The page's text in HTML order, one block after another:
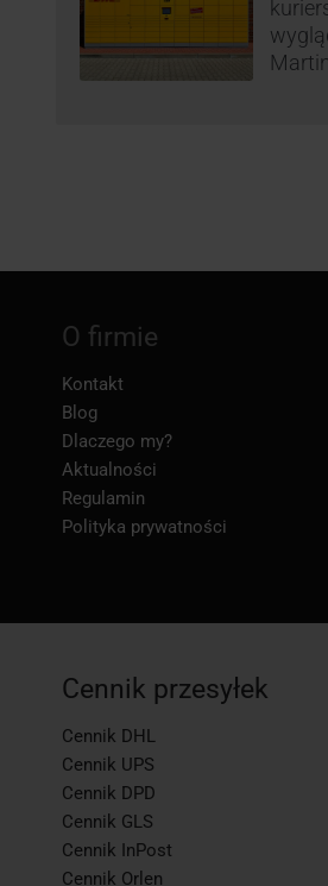
O firmie
Kontakt
Blog
Dlaczego my?
Aktualności
Regulamin
Polityka prywatności
Cennik przesyłek
Cennik DHL
Cennik UPS
Cennik DPD
Cennik GLS
Cennik InPost
Cennik Orlen